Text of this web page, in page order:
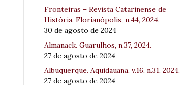
Fronteiras – Revista Catarinense de
História. Florianópolis, n.44, 2024.
30 de agosto de 2024
Almanack. Guarulhos, n.37, 2024.
27 de agosto de 2024
Albuquerque. Aquidauana, v.16, n.31, 2024.
27 de agosto de 2024